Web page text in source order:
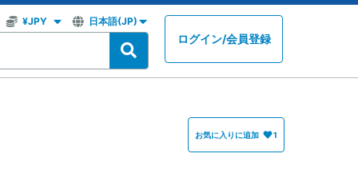
ログイン/会員登録
お気に入りに追加 1